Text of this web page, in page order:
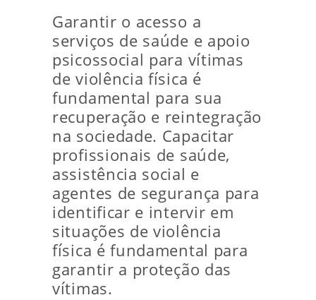
Garantir o acesso a
serviços de saúde e apoio
psicossocial para vítimas
de violência física é
fundamental para sua
recuperação e reintegração
na sociedade. Capacitar
profissionais de saúde,
assistência social e
agentes de segurança para
identificar e intervir em
situações de violência
física é fundamental para
garantir a proteção das
vítimas.